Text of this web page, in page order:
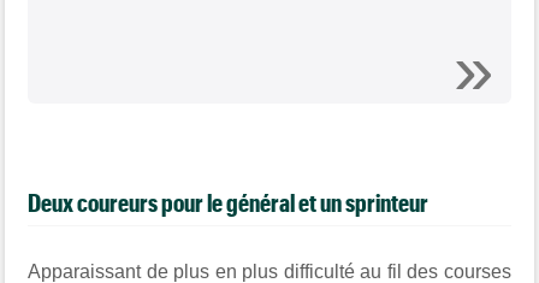
Deux coureurs pour le général et un sprinteur
Apparaissant de plus en plus difficulté au fil des courses